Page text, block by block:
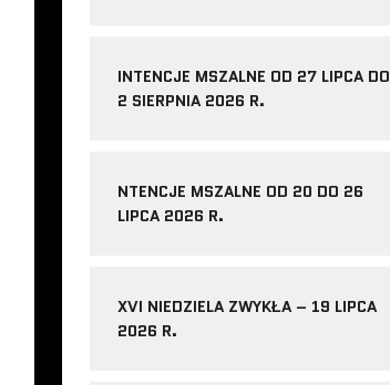
INTENCJE MSZALNE OD 27 LIPCA DO
2 SIERPNIA 2026 R.
NTENCJE MSZALNE OD 20 DO 26
LIPCA 2026 R.
XVI NIEDZIELA ZWYKŁA – 19 LIPCA
2026 R.